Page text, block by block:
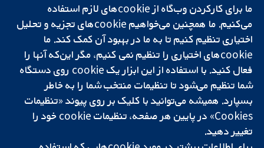
تحقیقات قابل
اعتماد.
تصمیم‌گیری آگاهانه.
سلامت بهتر.
لندن
W1G 0AN
بریتانیا
دفتر رسانه‌ای
درباره ما
فرصت‌های
شغلی
Cochrane
Library
شبکه همکاری کاکرین، یک مؤسسه خیریه (شماره 1045921) و یک شرکت با
و ولز است. شماره ثبت مالیات بر ارزش افزوده: GB 718 2127 49.
ما برای کارکردن وب‌گاه از cookie‌های لازم استفاده
می‌کنیم. ما همچنین می‌خواهیم cookie‌های تجزیه و تحلیل
اختیاری تنظیم کنیم تا به ما در بهبود آن کمک کند. ما
cookie‌های اختیاری را تنظیم نمی کنیم، مگر این‌که آنها را
فعال کنید. با استفاده از این ابزار یک cookie‌ روی دستگاه
شما تنظیم می‌شود تا تنظیمات منتخب شما را به خاطر
بسپارد. همیشه می‌توانید با کلیک بر روی پیوند «تنظیمات
Cookies» در پایین هر صفحه، تنظیمات cookie‌ خود را
تغییر دهید.